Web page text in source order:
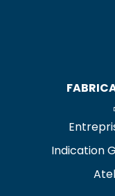
Indication